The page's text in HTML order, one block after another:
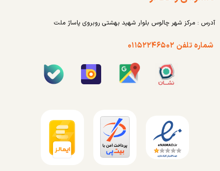
آدرس : مرکز شهر چالوس بلوار شهید بهشتی روبروی پاساژ ملت
شماره تلفن ۰۱۱۵۲۲۴۶۵۰۲